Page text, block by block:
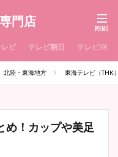
門店
ビ テレビ朝日 テレビ東京
北陸・東海地方 東海テレビ（THK
め！カップや美足